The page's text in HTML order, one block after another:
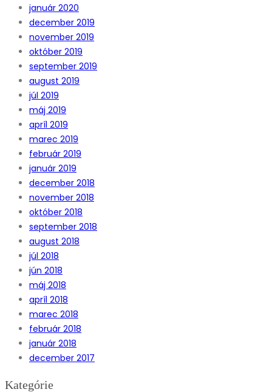
január 2020
december 2019
november 2019
október 2019
september 2019
august 2019
júl 2019
máj 2019
apríl 2019
marec 2019
február 2019
január 2019
december 2018
november 2018
október 2018
september 2018
august 2018
júl 2018
jún 2018
máj 2018
apríl 2018
marec 2018
február 2018
január 2018
december 2017
Kategórie